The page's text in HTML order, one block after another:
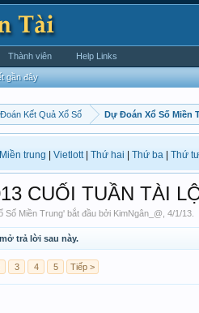
Kết Quả Xổ Số Dự Đoán Xổ Số Miền
Miền trung Vietlott| Thứ hai Thứ ba Thứ tư
CUỐI TUẦN TÀI
Số Miền Trung' bắt đầu bởi KimNgân_@ 4/1/13
trả lời sau này.
3 4 5 Tiếp >
gần đây
Thành viên Help Links